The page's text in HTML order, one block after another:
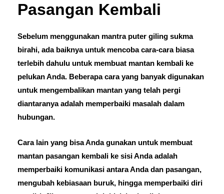
Pasangan Kembali
Sebelum menggunakan mantra puter giling sukma
birahi, ada baiknya untuk mencoba cara-cara biasa
terlebih dahulu untuk membuat mantan kembali ke
pelukan Anda. Beberapa cara yang banyak digunakan
untuk mengembalikan mantan yang telah pergi
diantaranya adalah memperbaiki masalah dalam
hubungan.
Cara lain yang bisa Anda gunakan untuk membuat
mantan pasangan kembali ke sisi Anda adalah
memperbaiki komunikasi antara Anda dan pasangan,
mengubah kebiasaan buruk, hingga memperbaiki diri